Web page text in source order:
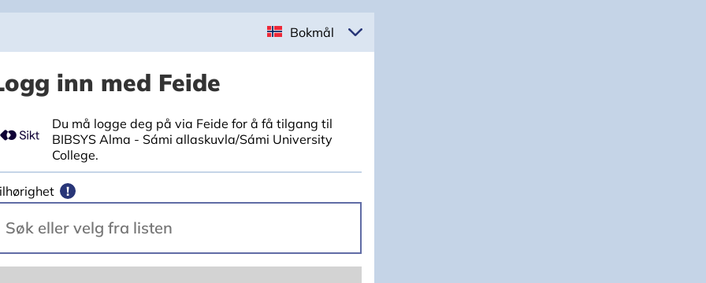
Bokmål
inn med Feide
Du må logge deg på via Feide for å få tilgang til
BIBSYS Alma - Sámi allaskuvla/Sámi University
College.
!